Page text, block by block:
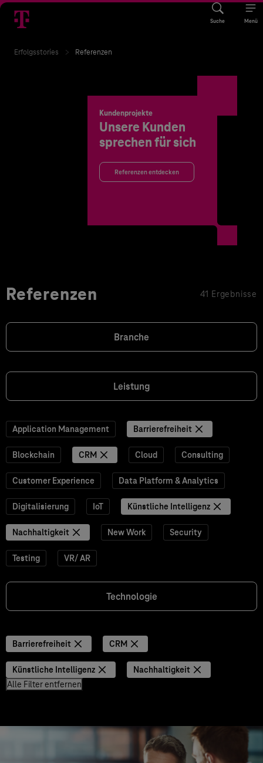
Suche Menü
Erfolgsstories Referenzen
Kundenprojekte
Unsere Kunden
sprechen für sich
Referenzen entdecken
Referenzen 41 Ergebnisse
Branche
Leistung
Application Management Barrierefreiheit
Blockchain CRM Cloud Consulting
Customer Experience Data Platform & Analytics
Digitalisierung IoT Künstliche Intelligenz
Nachhaltigkeit New Work Security
Testing VR/ AR
Technologie
Barrierefreiheit CRM
Künstliche Intelligenz
Nachhaltigkeit
Alle Filter entfernen